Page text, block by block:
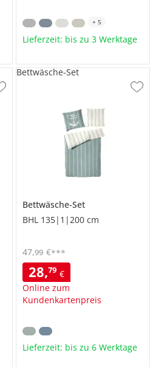
+ 5
Lieferzeit: bis zu 3 Werktage
Bettwäsche-Set
BHL 135|1|200 cm
28,79 €
Online zum
Kundenkartenpreis
47,99 €***
Bettwäsche-Set
Lieferzeit: bis zu 6 Werktage